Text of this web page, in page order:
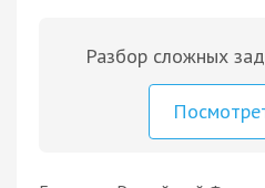
Разбор сложных